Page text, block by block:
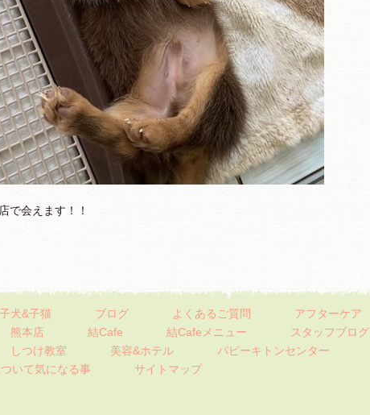
で会えます！！
子犬&子猫 ブログ よくあるご質問 アフターケア
熊本店 結Cafe 結Cafeメニュー スタッフブログ
しつけ教室 美容&ホテル パピーキトンセンター
いて気になる事 サイトマップ